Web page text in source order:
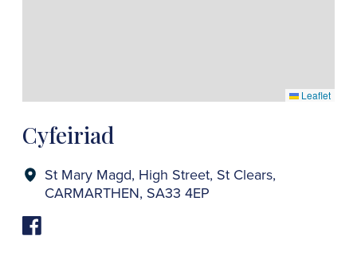
Cyfeiriad
St Mary Magd, High Street, St Clears,
CARMARTHEN, SA33 4EP
Leaflet